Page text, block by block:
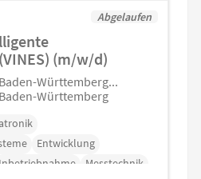
Abgelaufen
(m/w/d)
Württemberg...
Württemberg
Entwicklung
Inbetriebnahme Messtechnik